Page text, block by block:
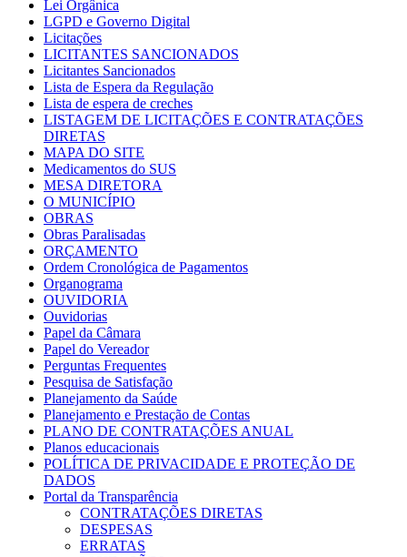
Lei Orgânica
LGPD e Governo Digital
Licitações
LICITANTES SANCIONADOS
Licitantes Sancionados
Lista de Espera da Regulação
Lista de espera de creches
LISTAGEM DE LICITAÇÕES E CONTRATAÇÕES
DIRETAS
MAPA DO SITE
Medicamentos do SUS
MESA DIRETORA
O MUNICÍPIO
OBRAS
Obras Paralisadas
ORÇAMENTO
Ordem Cronológica de Pagamentos
Organograma
OUVIDORIA
Ouvidorias
Papel da Câmara
Papel do Vereador
Perguntas Frequentes
Pesquisa de Satisfação
Planejamento da Saúde
Planejamento e Prestação de Contas
PLANO DE CONTRATAÇÕES ANUAL
Planos educacionais
POLÍTICA DE PRIVACIDADE E PROTEÇÃO DE
DADOS
Portal da Transparência
CONTRATAÇÕES DIRETAS
DESPESAS
ERRATAS